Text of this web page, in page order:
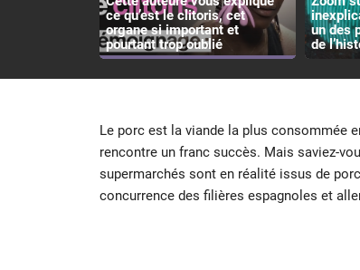
ce qu’est le clitoris, cet
organe si important et
pourtant trop oublié
un des
de
Le porc est la viande la plus consommée
rencontre un franc succès. Mais saviez-
supermarchés sont en réalité issus de
concurrence des filières espagnoles et